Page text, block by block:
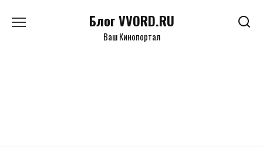
Блог VVORD.RU
Ваш Кинопортал